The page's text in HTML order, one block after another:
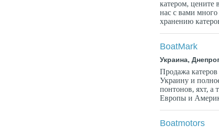
катером, цените
нас с вами
хранению
BoatMark
Украина,
Продажа
Украину и
понтонов, яхт, а
Европы и
Boatmotors